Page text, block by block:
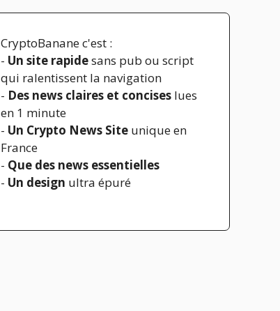
CryptoBanane c'est :
- Un site rapidesans pub ou script
qui ralentissent la navigation
- Des news claires et concises lues
en 1 minute
- Un Crypto News Site unique en
France
- Que des news essentielles
- Un design ultra épuré